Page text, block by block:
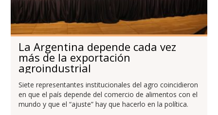
La Argentina depende cada vez
más de la exportación
agroindustrial
Siete representantes institucionales del agro coincidieron
en que el país depende del comercio de alimentos con el
mundo y que el “ajuste” hay que hacerlo en la política.